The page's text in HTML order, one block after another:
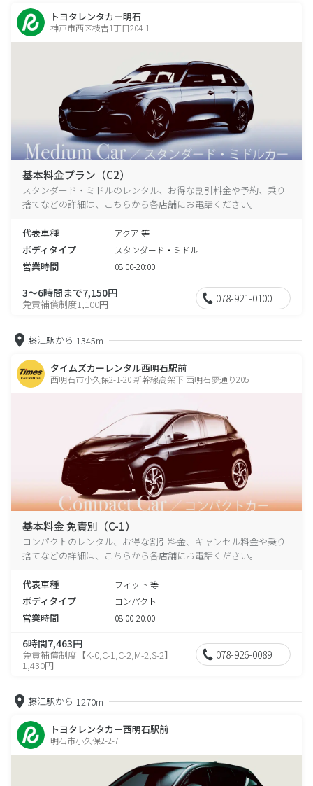
トヨタレンタカー明石
神戸市西区枝吉1丁目204-1
基本料金プラン（C2）
スタンダード・ミドルのレンタル、お得な割引料金や予約、乗り
捨てなどの詳細は、こちらから各店舗にお電話ください。
代表車種 アクア 等
ボディタイプ スタンダード・ミドル
営業時間 08:00-20:00
3～6時間まで7,150円
免責補償制度1,100円 078-921-0100
藤江駅から 1345m
タイムズカーレンタル西明石駅前
西明石市小久保2-1-20 新幹線高架下 西明石夢通り205
基本料金 免責別（C-1）
コンパクトのレンタル、お得な割引料金、キャンセル料金や乗り
捨てなどの詳細は、こちらから各店舗にお電話ください。
代表車種 フィット 等
ボディタイプ コンパクト
営業時間 08:00-20:00
6時間7,463円
免責補償制度【K-0,C-1,C-2,M-2,S-2】
1,430円
078-926-0089
藤江駅から 1270m
トヨタレンタカー西明石駅前
明石市小久保2-2-7